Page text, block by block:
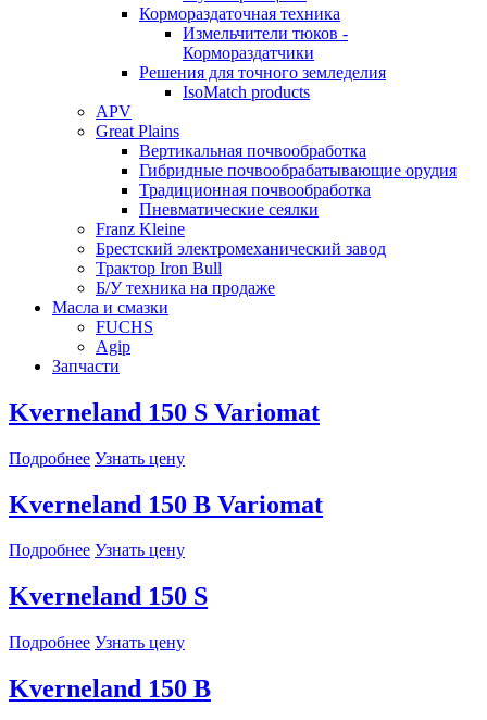
Кормораздаточная техника
Измельчители тюков -
Кормораздатчики
Решения для точного земледелия
IsoMatch products
APV
Great Plains
Вертикальная почвообработка
Гибридные почвообрабатывающие орудия
Традиционная почвообработка
Пневматические сеялки
Franz Kleine
Брестский электромеханический завод
Трактор Iron Bull
Б/У техника на продаже
Масла и смазки
FUCHS
Agip
Запчасти
Kverneland 150 S Variomat
Подробнее Узнать цену
Kverneland 150 B Variomat
Подробнее Узнать цену
Kverneland 150 S
Подробнее Узнать цену
Kverneland 150 B